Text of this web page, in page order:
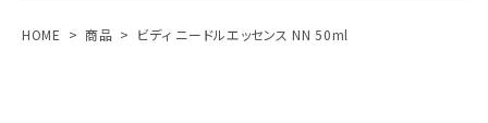
HOME 商品 ビディ ニードルエッセンス NN 50ml